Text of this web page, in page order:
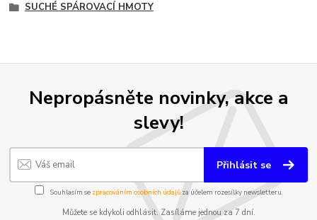
SUCHÉ SPÁROVACÍ HMOTY
Nepropásněte novinky, akce a
slevy!
Přihlásit se
Souhlasím se zpracováním osobních údajůza účelem rozesílky newsletteru.
Můžete se kdykoli odhlásit. Zasíláme jednou za 7 dní.